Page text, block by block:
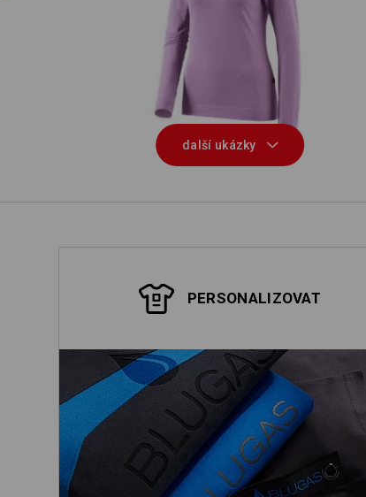
e.s. triko s dlouhým rukávem cotton
stretch,dámské
další ukázky
PERSONALIZOVAT